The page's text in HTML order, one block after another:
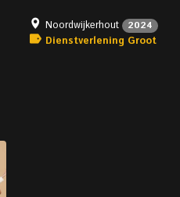
Noordwijkerhout 2024
Dienstverlening Groot